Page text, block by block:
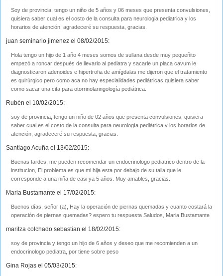
Soy de provincia, tengo un niño de 5 años y 06 meses que presenta convulsiones,
quisiera saber cual es el costo de la consulta para neurologia pediatrica y los
horarios de atención; agradeceré su respuesta, gracias.
juan seminario jimenez el 08/02/2015:
Hola tengo un hijo de 1 año 4 meses somos de sullana desde muy pequeñito
empezó a roncar después de llevarlo al pediatra y sacarle un placa cavum le
diagnosticaron adenoides e hipertrofia de amígdalas me dijeron que el tratamiento
es quirúrgico pero como aca no hay especialidades pediátricas quisiera saber
como sacar una cita para otorrinolaringología pediátrica.
Rubén el 10/02/2015:
soy de provincia, tengo un niño de 02 años que presenta convulsiones, quisiera
saber cual es el costo de la consulta para neurología pediátrica y los horarios de
atención; agradeceré su respuesta, gracias.
Santiago Acuña el 13/02/2015:
Buenas tardes, me pueden recomendar un endocrinologo pediatrico dentro de la
institucion, El problema es que mi hija esta por debajo de su talla que le
corresponde a una niña de casi ya 5 años. Muy amables, gracias.
Maria Bustamante el 17/02/2015:
Buenos días, señor (a), Hay la operación de piernas quemadas y cuanto costará la
operación de piernas quemadas? espero tu respuesta Saludos, Maria Bustamante
maritza colchado sebastian el 18/02/2015:
soy de provincia y tengo un hijo de 6 años y deseo que me recomienden a un
endocrinologo pediatra, por tiene sobre peso
Gina Rojas el 05/03/2015: